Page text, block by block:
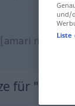
[amari ni mo…]
für "viel"
und/
Liste